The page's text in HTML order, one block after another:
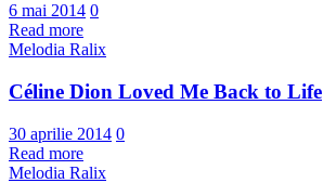
6 mai 2014 0
Read more
Melodia Ralix
Céline Dion Loved Me Back to Life
30 aprilie 2014 0
Read more
Melodia Ralix